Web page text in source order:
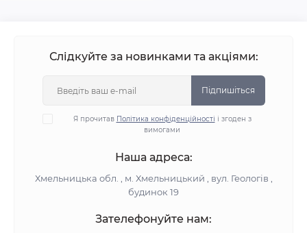
Слідкуйте за новинками та акціями:
Підпишіться
Я прочитав Політика конфіденційності і згоден з
вимогами
Наша адреса:
Хмельницька обл. , м. Хмельницький , вул. Геологів ,
будинок 19
Зателефонуйте нам: